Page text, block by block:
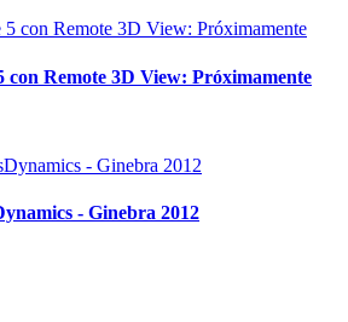
con Remote 3D View: Próximamente
- Ginebra 2012